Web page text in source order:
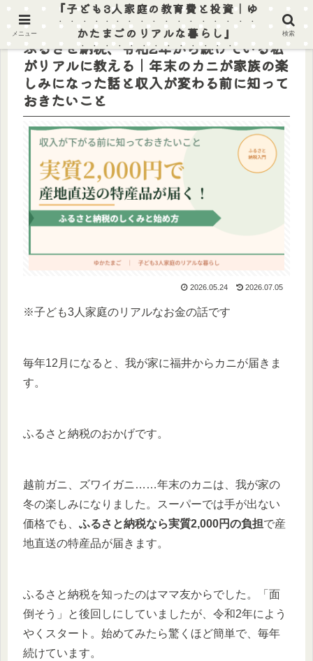
ふるさと納税、令和2年から続けている私
がリアルに教える｜年末のカニが家族の楽
しみになった話と収入が変わる前に知って
おきたいこと
2026.05.24 2026.07.05
※子ども3人家庭のリアルなお金の話です
毎年12月になると、我が家に福井からカニが届きま
す。
ふるさと納税のおかげです。
越前ガニ、ズワイガニ……年末のカニは、我が家の
冬の楽しみになりました。スーパーでは手が出ない
価格でも、 ふるさと納税なら実質2,000円の負担で産
地直送の特産品が届きます。
ふるさと納税を知ったのはママ友からでした。「面
倒そう」と後回しにしていましたが、令和2年によう
やくスタート。始めてみたら驚くほど簡単で、毎年
続けています。
メニュー
『子ども3人家庭の教育費と投資｜ゆ
かたまごのリアルな暮らし』
検索